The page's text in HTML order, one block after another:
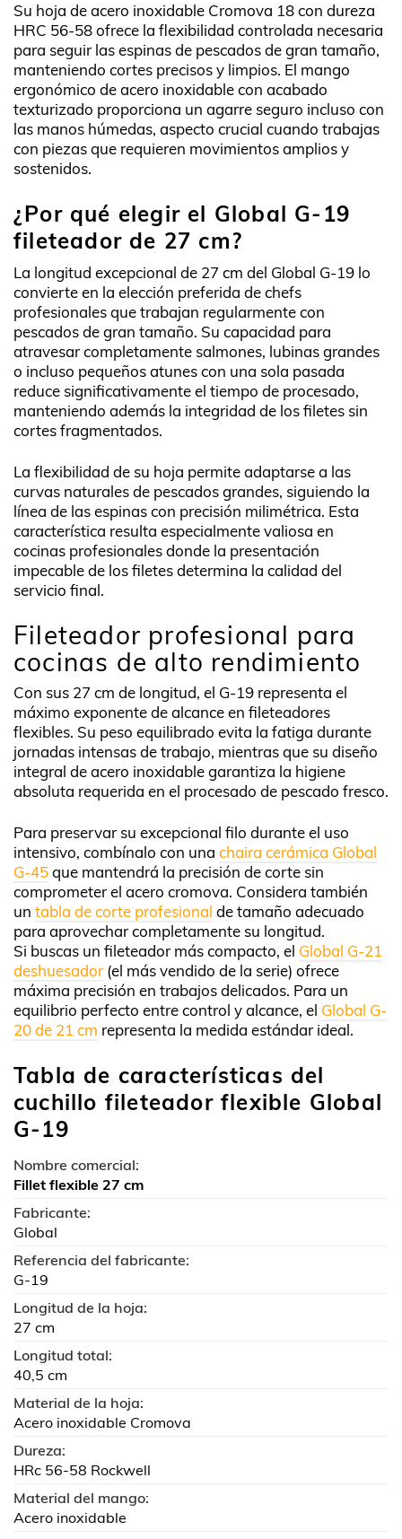
Su hoja de acero inoxidable Cromova 18 con dureza
HRC 56-58 ofrece la flexibilidad controlada necesaria
para seguir las espinas de pescados de gran tamaño,
manteniendo cortes precisos y limpios. El mango
ergonómico de acero inoxidable con acabado
texturizado proporciona un agarre seguro incluso con
las manos húmedas, aspecto crucial cuando trabajas
con piezas que requieren movimientos amplios y
sostenidos.
¿Por qué elegir el Global G-19
fileteador de 27 cm?
La longitud excepcional de 27 cm del Global G-19 lo
convierte en la elección preferida de chefs
profesionales que trabajan regularmente con
pescados de gran tamaño. Su capacidad para
atravesar completamente salmones, lubinas grandes
o incluso pequeños atunes con una sola pasada
reduce significativamente el tiempo de procesado,
manteniendo además la integridad de los filetes sin
cortes fragmentados.
La flexibilidad de su hoja permite adaptarse a las
curvas naturales de pescados grandes, siguiendo la
línea de las espinas con precisión milimétrica. Esta
característica resulta especialmente valiosa en
cocinas profesionales donde la presentación
impecable de los filetes determina la calidad del
servicio final.
Fileteador profesional para
cocinas de alto rendimiento
Con sus 27 cm de longitud, el G-19 representa el
máximo exponente de alcance en fileteadores
flexibles. Su peso equilibrado evita la fatiga durante
jornadas intensas de trabajo, mientras que su diseño
integral de acero inoxidable garantiza la higiene
absoluta requerida en el procesado de pescado fresco.
Para preservar su excepcional filo durante el uso
intensivo, combínalo con una chaira cerámica Global
G-45que mantendrá la precisión de corte sin
comprometer el acero cromova. Considera también
un tabla de corte profesional de tamaño adecuado
para aprovechar completamente su longitud.
Si buscas un fileteador más compacto, el Global G-21
deshuesador (el más vendido de la serie) ofrece
máxima precisión en trabajos delicados. Para un
equilibrio perfecto entre control y alcance, el Global G-
20 de 21 cm representa la medida estándar ideal.
Tabla de características del
cuchillo fileteador flexible Global
G-19
Nombre comercial:
Fillet flexible 27 cm
Fabricante:
Global
Referencia del fabricante:
G-19
Longitud de la hoja:
27 cm
Longitud total:
40,5 cm
Material de la hoja:
Acero inoxidable Cromova
Dureza:
HRc 56-58 Rockwell
Material del mango:
Acero inoxidable